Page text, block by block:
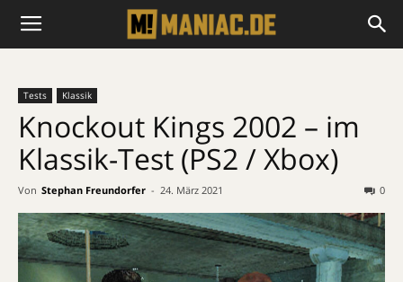
Tests Klassik
Knockout Kings 2002 – im
Klassik-Test (PS2 / Xbox)
Von Stephan Freundorfer - 24. März 2021 0